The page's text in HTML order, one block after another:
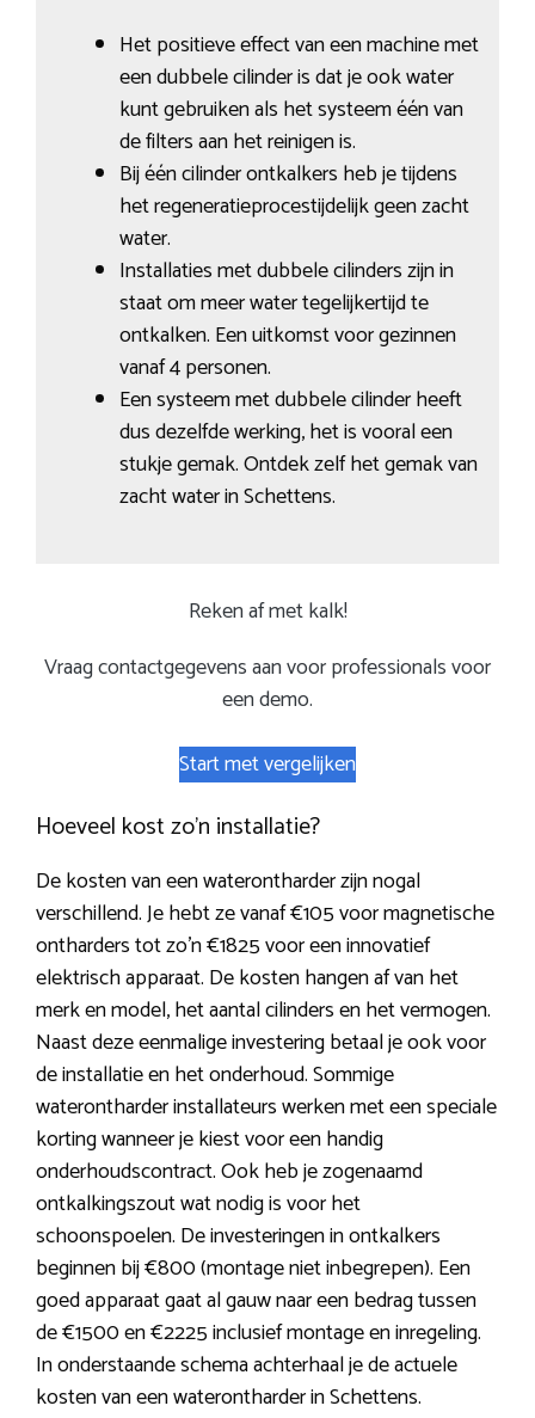
Het positieve effect van een machine met
een dubbele cilinder is dat je ook water
kunt gebruiken als het systeem één van
de filters aan het reinigen is.
Bij één cilinder ontkalkers heb je tijdens
het regeneratieprocestijdelijk geen zacht
water.
Installaties met dubbele cilinders zijn in
staat om meer water tegelijkertijd te
ontkalken. Een uitkomst voor gezinnen
vanaf 4 personen.
Een systeem met dubbele cilinder heeft
dus dezelfde werking, het is vooral een
stukje gemak. Ontdek zelf het gemak van
zacht water in Schettens.
Reken af met kalk!
Vraag contactgegevens aan voor professionals voor
een demo.
Start met vergelijken
Hoeveel kost zo’n installatie?
De kosten van een waterontharder zijn nogal
verschillend. Je hebt ze vanaf €105 voor magnetische
ontharders tot zo’n €1825 voor een innovatief
elektrisch apparaat. De kosten hangen af van het
merk en model, het aantal cilinders en het vermogen.
Naast deze eenmalige investering betaal je ook voor
de installatie en het onderhoud. Sommige
waterontharder installateurs werken met een speciale
korting wanneer je kiest voor een handig
onderhoudscontract. Ook heb je zogenaamd
ontkalkingszout wat nodig is voor het
schoonspoelen. De investeringen in ontkalkers
beginnen bij €800 (montage niet inbegrepen). Een
goed apparaat gaat al gauw naar een bedrag tussen
de €1500 en €2225 inclusief montage en inregeling.
In onderstaande schema achterhaal je de actuele
kosten van een waterontharder in Schettens.